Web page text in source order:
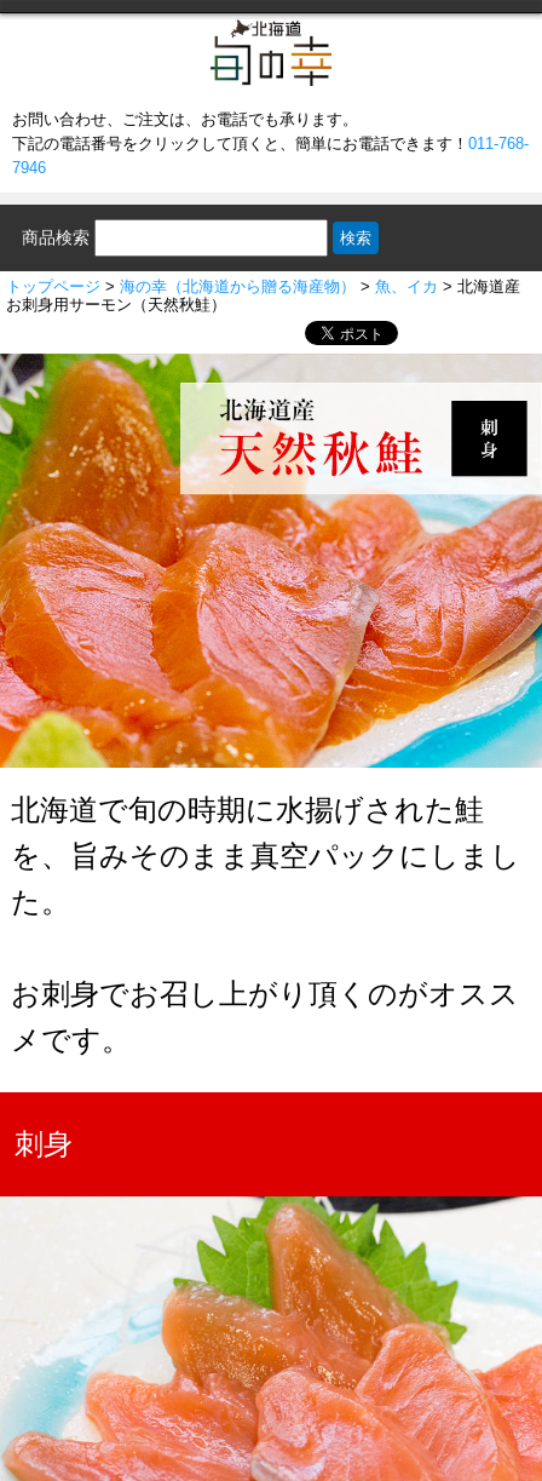
お問い合わせ、ご注文は、お電話でも承ります。
下記の電話番号をクリックして頂くと、簡単にお電話できます！ 011-768-
7946
商品検索
トップページ > 海の幸（北海道から贈る海産物） > 魚、イカ > 北海道産
お刺身用サーモン（天然秋鮭）
北海道で旬の時期に水揚げされた鮭
を、旨みそのまま真空パックにしまし
た。
お刺身でお召し上がり頂くのがオスス
メです。
刺身